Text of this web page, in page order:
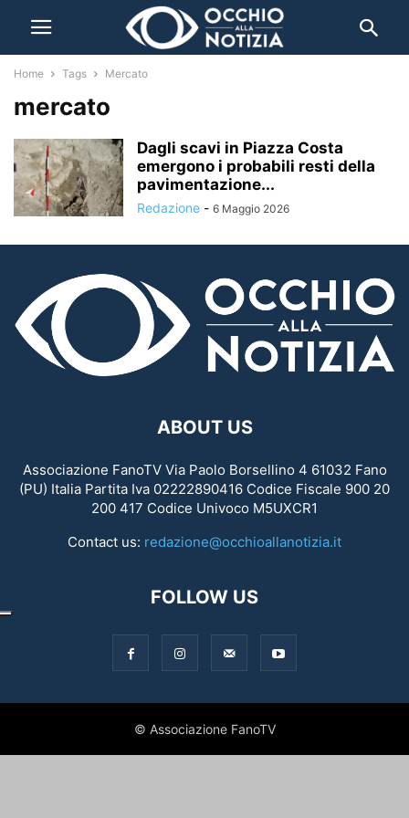
Home Tags Mercato
mercato
Dagli scavi in Piazza Costa
emergono i probabili resti della
pavimentazione...
Redazione - 6 Maggio 2026
ABOUT US
Associazione FanoTV Via Paolo Borsellino 4 61032 Fano
(PU) Italia Partita Iva 02222890416 Codice Fiscale 900 20
200 417 Codice Univoco M5UXCR1
Contact us: redazione@occhioallanotizia.it
FOLLOW US
© Associazione FanoTV